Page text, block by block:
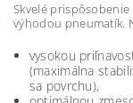
Skvelé
výhodou pneumatík.
vysokou
(maximálna
sa povrchu),